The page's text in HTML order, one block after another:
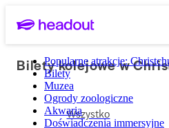
Popularne atrakcje:
Bilety
Muzea
Ogrody zoologiczne
Akwaria
Doświadczenia immersyjne
Bilety kolejowe w
Wszystko